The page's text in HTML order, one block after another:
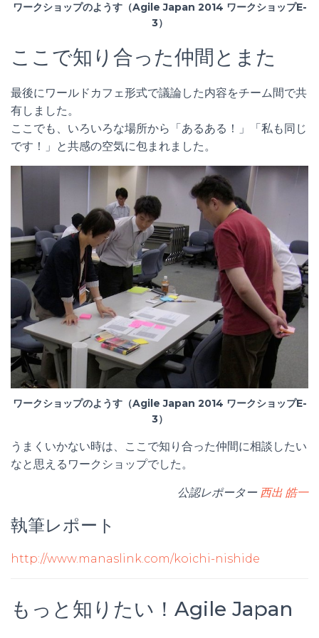
ワークショップのようす（Agile Japan 2014 ワークショップE-
3）
ここで知り合った仲間とまた
最後にワールドカフェ形式で議論した内容をチーム間で共
有しました。
ここでも、いろいろな場所から「あるある！」「私も同じ
です！」と共感の空気に包まれました。
ワークショップのようす（Agile Japan 2014 ワークショップE-
3）
うまくいかない時は、ここで知り合った仲間に相談したい
なと思えるワークショップでした。
公認レポーター 西出 皓一
執筆レポート
http://www.manaslink.com/koichi-nishide
もっと知りたい！Agile Japan